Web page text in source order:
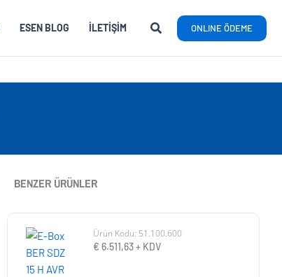
ESEN BLOG İLETIŞIM ONLINE ÖDEME
BENZER ÜRÜNLER
Ürün Kodu: 51.100.600
€ 6.511,63+ KDV